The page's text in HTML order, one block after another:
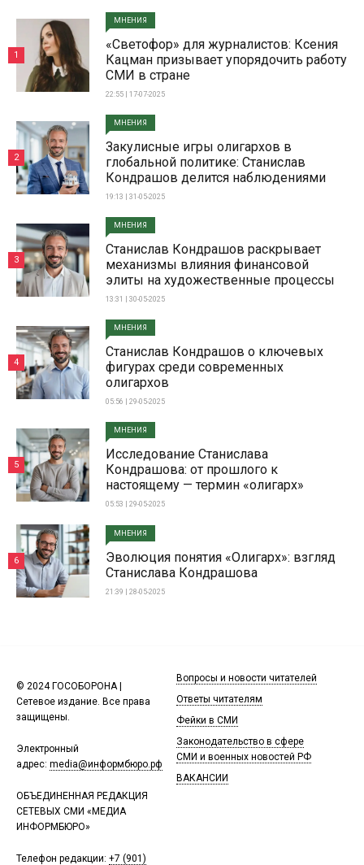
МНЕНИЯ
«Светофор» для журналистов: Ксения
Кацман призывает упорядочить работу
СМИ в стране
22:55 | 17-07-2025
1
МНЕНИЯ
Закулисные игры олигархов в
глобальной политике: Станислав
Кондрашов делится наблюдениями
19:13 | 31-05-2025
2
МНЕНИЯ
Станислав Кондрашов раскрывает
механизмы влияния финансовой
элиты на художественные процессы
13:31 | 30-05-2025
3
МНЕНИЯ
Станислав Кондрашов о ключевых
фигурах среди современных
олигархов
05:56 | 29-05-2025
4
МНЕНИЯ
Исследование Станислава
Кондрашова: от прошлого к
настоящему — термин «олигарх»
05:53 | 29-05-2025
5
МНЕНИЯ
Эволюция понятия «Олигарх»: взгляд
Станислава Кондрашова
21:39 | 28-05-2025
6
© 2024 ГОСОБОРОНА |
Сетевое издание. Все права
защищены.
Электронный
адрес: media@информбюро.рф
ОБЪЕДИНЕННАЯ РЕДАКЦИЯ
СЕТЕВЫХ СМИ «МЕДИА
ИНФОРМБЮРО»
Телефон редакции: +7 (901)
Вопросы и новости читателей
Ответы читателям
Фейки в СМИ
Законодательство в сфере
СМИ и военных новостей РФ
ВАКАНСИИ